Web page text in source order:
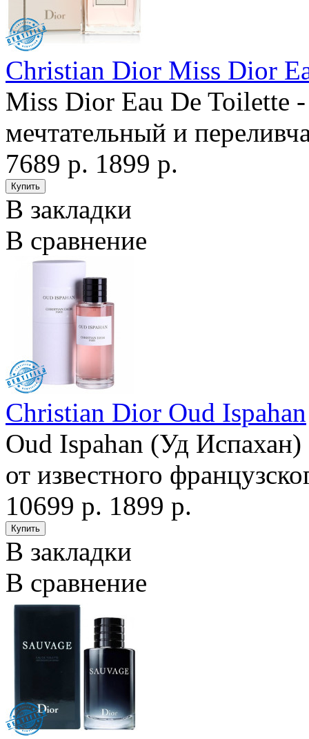
Christian Dior Miss Dior
Miss Dior Eau De Toilette
мечтательный и
7689 р. 1899 р.
В закладки
В сравнение
Christian Dior Oud Ispahan
Oud Ispahan (Уд
от известного
10699 р. 1899 р.
В закладки
В сравнение